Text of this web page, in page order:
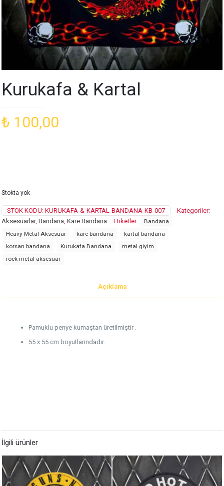
Kurukafa & Kartal
₺ 100,00
Stokta yok
STOK KODU: KURUKAFA-&-KARTAL-BANDANA-KB-007
Kategoriler:
Aksesuarlar, Bandana Kare Bandana Etiketler:
Bandana
Heavy Metal Aksesuar
kare bandana
kartal bandana
korsan bandana
Kurukafa Bandana
metal giyim
rock metal aksesuar
Açıklama
Pamuklu penye kumaştan üretilmiştir .
55 x 55 cm boyutlarındadır.
İlgili ürünler